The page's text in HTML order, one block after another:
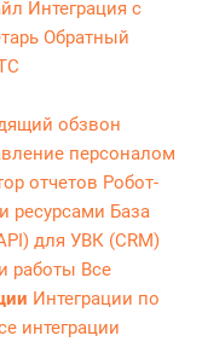
Интеграция с
Обратный
обзвон
персоналом
отчетов Робот-
ресурсами База
для УВК (CRM)
работы Все
Интеграции по
интеграции